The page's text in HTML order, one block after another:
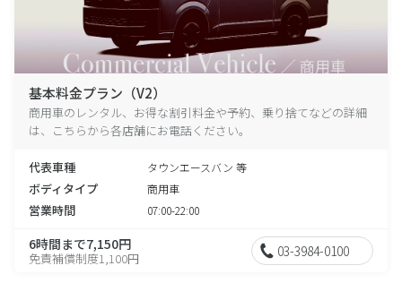
基本料金プラン（V2）
商用車のレンタル、お得な割引料金や予約、乗り捨てなどの詳細
は、こちらから各店舗にお電話ください。
代表車種 タウンエースバン 等
ボディタイプ 商用車
営業時間 07:00-22:00
6時間まで7,150円
免責補償制度1,100円 03-3984-0100